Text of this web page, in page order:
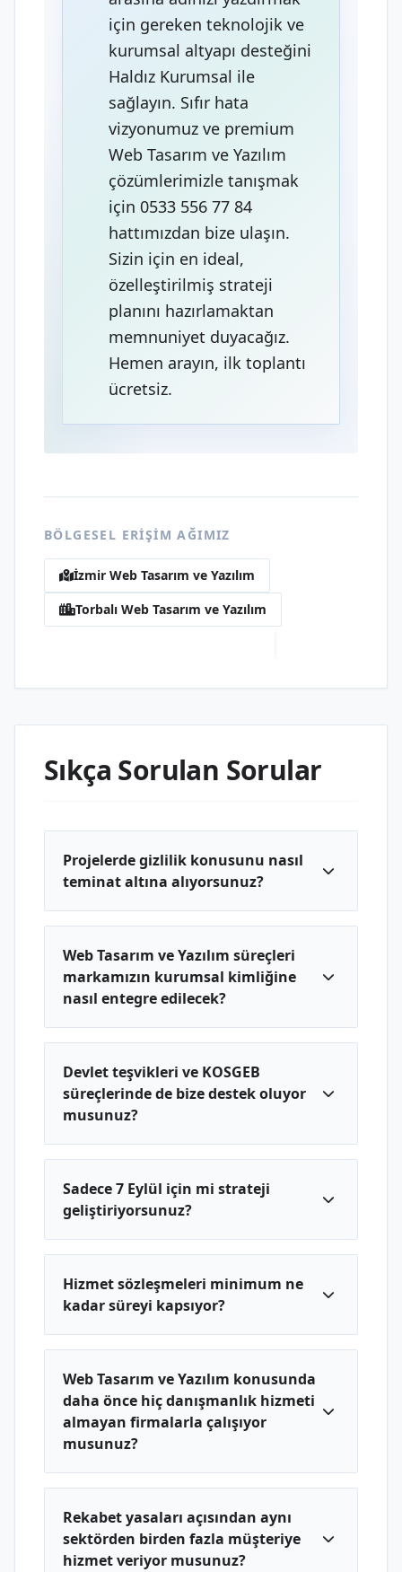
için gereken teknolojik ve
kurumsal altyapı desteğini
Haldız Kurumsal ile
sağlayın. Sıfır hata
vizyonumuz ve premium
Web Tasarım ve Yazılım
çözümlerimizle tanışmak
için 0533 556 77 84
hattımızdan bize ulaşın.
Sizin için en ideal,
özelleştirilmiş strateji
planını hazırlamaktan
memnuniyet duyacağız.
Hemen arayın, ilk toplantı
ücretsiz.
BÖLGESEL ERIŞIM AĞIMIZ
İzmir Web Tasarım ve Yazılım
Torbalı Web Tasarım ve Yazılım
Sıkça Sorulan Sorular
Projelerde gizlilik konusunu nasıl
teminat altına alıyorsunuz?
Web Tasarım ve Yazılım süreçleri
markamızın kurumsal kimliğine
nasıl entegre edilecek?
Devlet teşvikleri ve KOSGEB
süreçlerinde de bize destek oluyor
musunuz?
Sadece 7 Eylül için mi strateji
geliştiriyorsunuz?
Hizmet sözleşmeleri minimum ne
kadar süreyi kapsıyor?
Web Tasarım ve Yazılım konusunda
daha önce hiç danışmanlık hizmeti
almayan firmalarla çalışıyor
musunuz?
Rekabet yasaları açısından aynı
sektörden birden fazla müşteriye
hizmet veriyor musunuz?